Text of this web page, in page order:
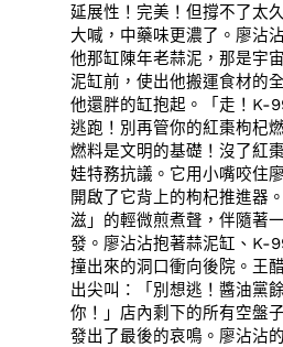
延展性！完美！但撐不了太
大喊，中藥味更濃了。廖沾
他那缸陳年老蒜泥，那是宇
泥缸前，使出他搬運食材的
他還胖的缸抱起。「走！K-
逃跑！別再管你的紅棗枸杞
燃料是文明的基礎！沒了紅
娃特務抗議。它用小嘴咬住
開啟了它背上的枸杞推進器
滋」的輕微煎煮聲，伴隨著
發。廖沾沾抱著蒜泥缸、K-
撞出來的洞口衝向後院。王
出尖叫：「別想逃！醬油黨
你！」店內剩下的所有空盤
發出了最後的哀鳴。廖沾沾